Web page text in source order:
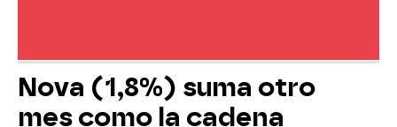
Nova (1,8%) suma otro
mes como la cadena